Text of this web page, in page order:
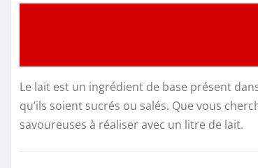
Le lait est un ingrédient de base présent
qu’ils soient sucrés ou salés. Que vous
savoureuses à réaliser avec un litre de lait.